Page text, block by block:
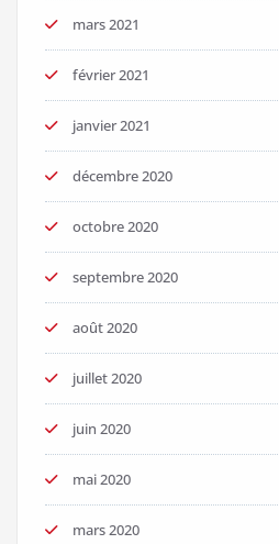
mars 2021
février 2021
janvier 2021
décembre 2020
octobre 2020
septembre 2020
août 2020
juillet 2020
juin 2020
mai 2020
mars 2020